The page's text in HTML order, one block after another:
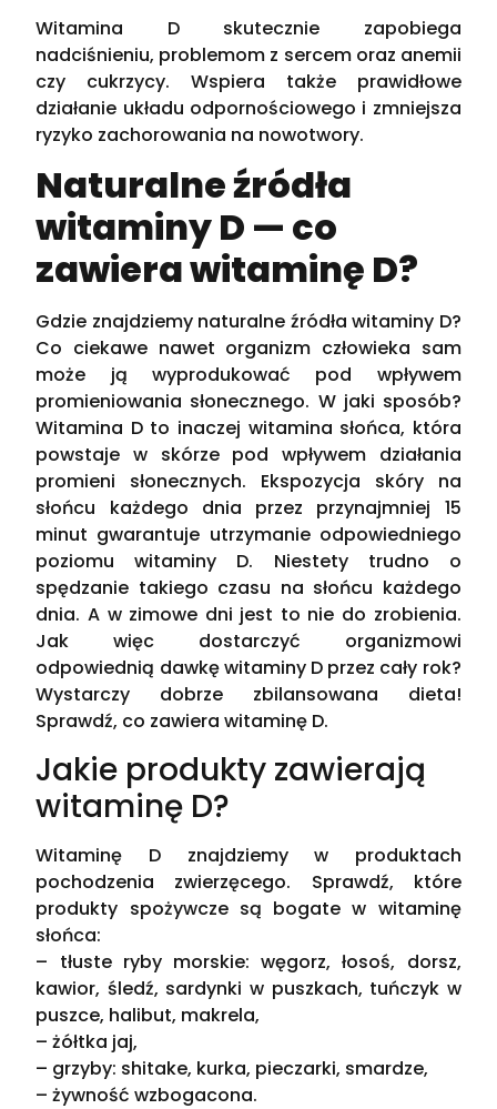
Witamina D skutecznie zapobiega
nadciśnieniu, problemom z sercem oraz anemii
czy cukrzycy. Wspiera także prawidłowe
działanie układu odpornościowego i zmniejsza
ryzyko zachorowania na nowotwory.
Naturalne źródła
witaminy D — co
zawiera witaminę D?
Gdzie znajdziemy naturalne źródła witaminy D?
Co ciekawe nawet organizm człowieka sam
może ją wyprodukować pod wpływem
promieniowania słonecznego. W jaki sposób?
Witamina D to inaczej witamina słońca, która
powstaje w skórze pod wpływem działania
promieni słonecznych. Ekspozycja skóry na
słońcu każdego dnia przez przynajmniej 15
minut gwarantuje utrzymanie odpowiedniego
poziomu witaminy D. Niestety trudno o
spędzanie takiego czasu na słońcu każdego
dnia. A w zimowe dni jest to nie do zrobienia.
Jak więc dostarczyć organizmowi
odpowiednią dawkę witaminy D przez cały rok?
Wystarczy dobrze zbilansowana dieta!
Sprawdź, co zawiera witaminę D.
Jakie produkty zawierają
witaminę D?
Witaminę D znajdziemy w produktach
pochodzenia zwierzęcego. Sprawdź, które
produkty spożywcze są bogate w witaminę
słońca:
– tłuste ryby morskie: węgorz, łosoś, dorsz,
kawior, śledź, sardynki w puszkach, tuńczyk w
puszce, halibut, makrela,
– żółtka jaj,
– grzyby: shitake, kurka, pieczarki, smardze,
– żywność wzbogacona.